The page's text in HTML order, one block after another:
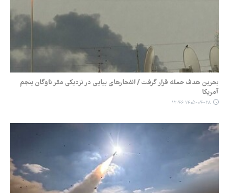
بحرین هدف حمله قرار گرفت / انفجارهای پیاپی در نزدیکی مقر ناوگان پنجم
آمریکا
۱۴۰۵-۰۴-۲۸ ۱۲:۴۶